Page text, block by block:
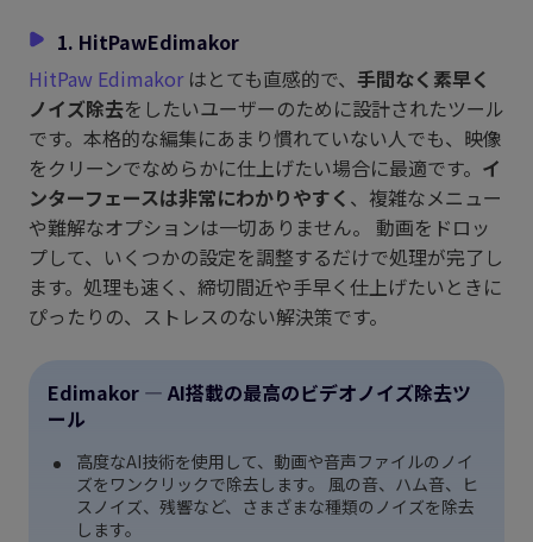
1. HitPawEdimakor
HitPaw Edimakor はとても直感的で、 手間なく素早く
ノイズ除去をしたいユーザーのために設計されたツール
です。本格的な編集にあまり慣れていない人でも、映像
をクリーンでなめらかに仕上げたい場合に最適です。 イ
ンターフェースは非常にわかりやすく 、複雑なメニュー
や難解なオプションは一切ありません。 動画をドロッ
プして、いくつかの設定を調整するだけで処理が完了し
ます。処理も速く、締切間近や手早く仕上げたいときに
ぴったりの、ストレスのない解決策です。
Edimakor — AI搭載の最高のビデオノイズ除去ツ
ール
高度なAI技術を使用して、動画や音声ファイルのノイ
ズをワンクリックで除去します。 風の音、ハム音、ヒ
スノイズ、残響など、さまざまな種類のノイズを除去
します。